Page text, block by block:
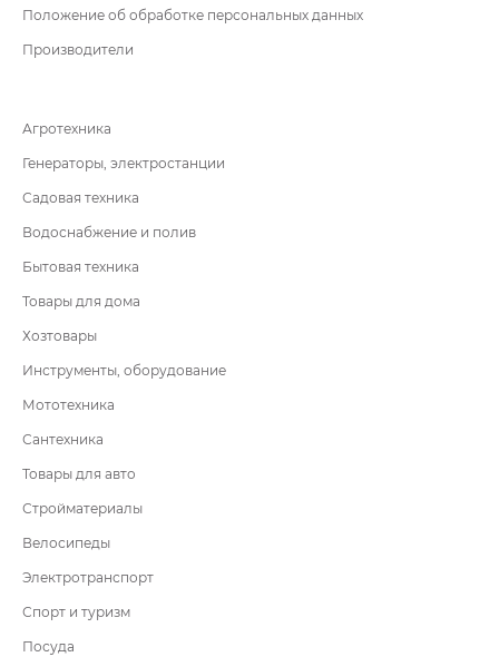
Положение об обработке персональных данных
Производители
Агротехника
Генераторы, электростанции
Садовая техника
Водоснабжение и полив
Бытовая техника
Товары для дома
Хозтовары
Инструменты, оборудование
Мототехника
Сантехника
Товары для авто
Стройматериалы
Велосипеды
Электротранспорт
Спорт и туризм
Посуда